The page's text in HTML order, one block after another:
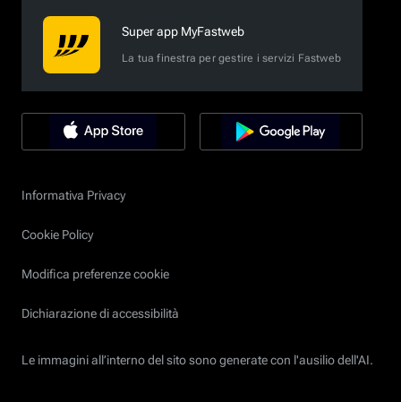
Super app MyFastweb
La tua finestra per gestire i servizi Fastweb
Informativa Privacy
Cookie Policy
Modifica preferenze cookie
Dichiarazione di accessibilità
Le immagini all’interno del sito sono generate con l'ausilio dell'AI.